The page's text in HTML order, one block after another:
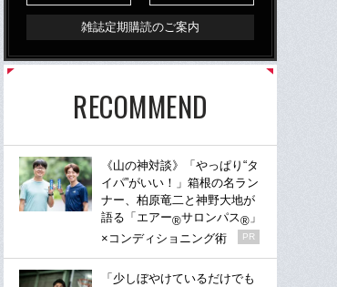
雑誌定期購読のご案内
RECOMMEND
《山の神対談》「やっぱり“タ
イパ”がいい！」箱根の名ラン
ナー、柏原竜二と神野大地が
語る「エアー®サロンパス® 」
×コンディショニング術
PR
「少しぼやけているだけでも